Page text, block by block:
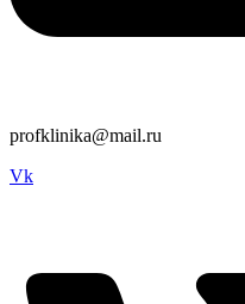
profklinika@mail.ru
Vk